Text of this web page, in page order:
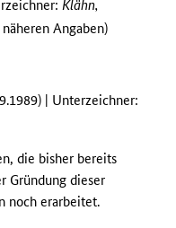
Klähn,
Angaben)
| Unterzeichner:
die bisher bereits
Gründung dieser
noch erarbeitet.